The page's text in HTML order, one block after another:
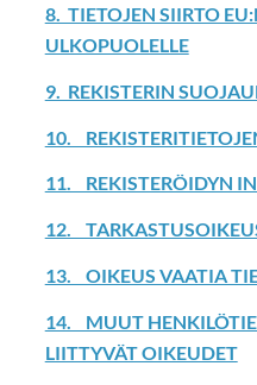
8. TIETOJEN SIIRTO
ULKOPUOLELLE
9. REKISTERIN
10.
11. REKISTERÖIDYN
12.
13. OIKEUS VAATIA
14. MUUT
LIITTYVÄT OIKEUDET